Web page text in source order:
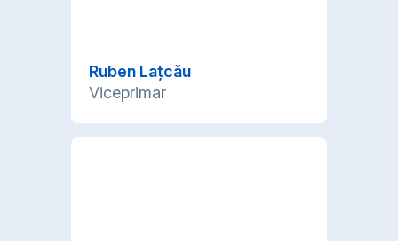
Ruben Lațcău
Viceprimar